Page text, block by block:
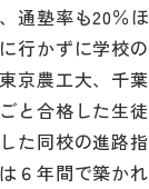
通塾率も20％ほ
行かずに学校
京農工大、千
と合格した生徒
た同校の進路
６年間で築か